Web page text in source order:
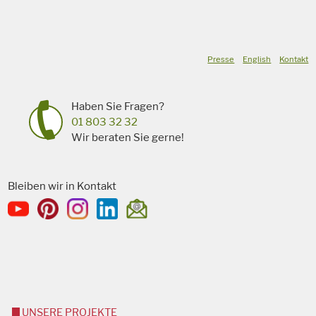
Presse English Kontakt
Haben Sie Fragen?
01 803 32 32
Wir beraten Sie gerne!
Bleiben wir in Kontakt
UNSERE PROJEKTE